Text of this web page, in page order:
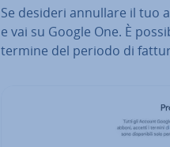
Se desideri annullare il tuo
e vai su Google One. È
termine del periodo di